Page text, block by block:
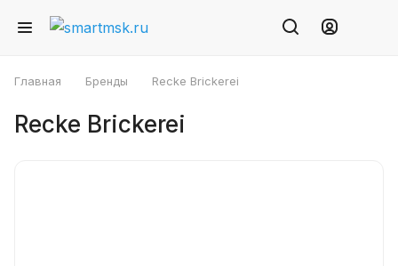
Главная Бренды Recke Brickerei
Recke Brickerei